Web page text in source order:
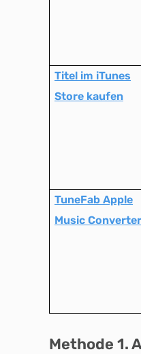
Titel im iTunes
Store kaufen
TuneFab Apple
Music Converter
Methode 1.